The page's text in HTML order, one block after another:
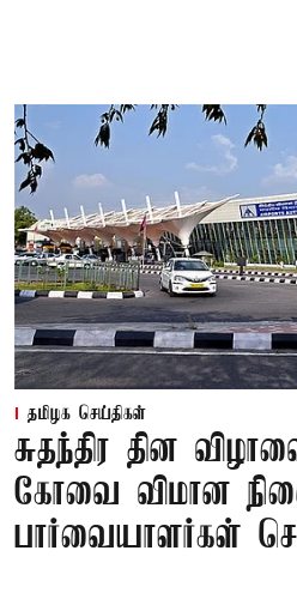
தமிழக செய்திகள்
சுதந்திர தின
கோவை விமான
பார்வையாளர்கள்